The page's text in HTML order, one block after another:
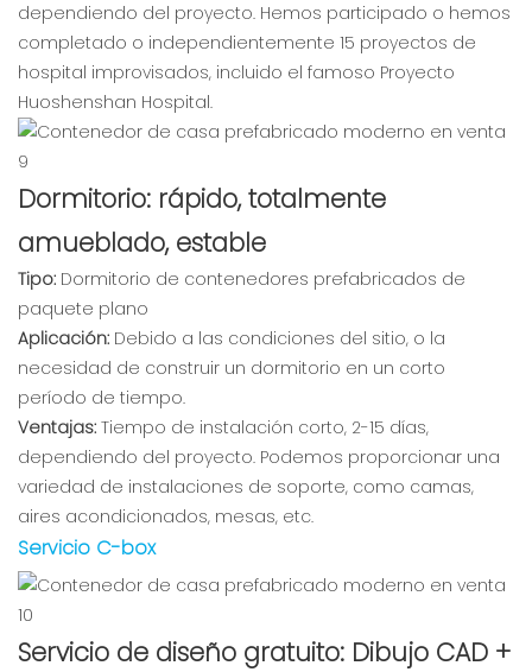
dependiendo del proyecto. Hemos participado o hemos
completado o independientemente 15 proyectos de
hospital improvisados, incluido el famoso Proyecto
Huoshenshan Hospital.
Dormitorio: rápido, totalmente
amueblado, estable
Tipo: Dormitorio de contenedores prefabricados de
paquete plano
Aplicación: Debido a las condiciones del sitio, o la
necesidad de construir un dormitorio en un corto
período de tiempo.
Ventajas: Tiempo de instalación corto, 2-15 días,
dependiendo del proyecto. Podemos proporcionar una
variedad de instalaciones de soporte, como camas,
aires acondicionados, mesas, etc.
Servicio C-box
Servicio de diseño gratuito: Dibujo CAD +